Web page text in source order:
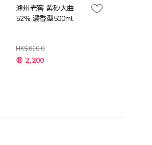
瀘州老窖 紫砂大曲
52% 濃香型500ml
HK$610.0
特 2,200